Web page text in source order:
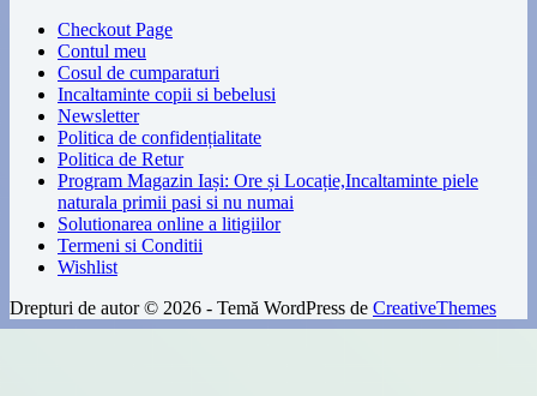
Checkout Page
Contul meu
Cosul de cumparaturi
Incaltaminte copii si bebelusi
Newsletter
Politica de confidențialitate
Politica de Retur
Program Magazin Iași: Ore și Locație,Incaltaminte piele
naturala primii pasi si nu numai
Solutionarea online a litigiilor
Termeni si Conditii
Wishlist
Drepturi de autor © 2026 - Temă WordPress de CreativeThemes